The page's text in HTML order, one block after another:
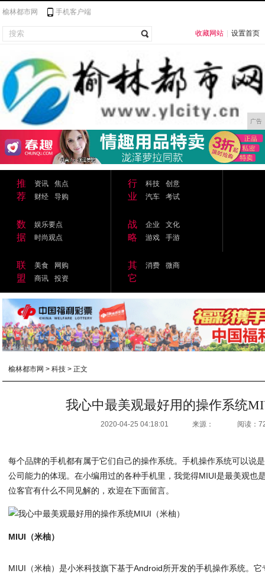
榆林都市网 手机客户端
收藏网站 设置首页
广告
推
荐
资讯
焦点
财经
导购
行
业
科技
创意
汽车
考试
数
据
娱乐要点
时尚观点
战
略
企业
文化
游戏
手游
联
盟
美食
网购
商讯
投资
其
它
消费 微商
榆林都市网 >科技 > 正文
我心中最美观最好用的操作系统
2020-04-25 04:18:01 来源： 阅读：
每个品牌的手机都有属于它们自己的操作系统。手机操作系统可以说
公司能力的体现。在小编用过的各种手机里，我觉得MIUI是最美观也
位客官有什么不同见解的，欢迎在下面留言。
MIUI（米柚）
MIUI（米柚）是小米科技旗下基于Android所开发的手机操作系统。